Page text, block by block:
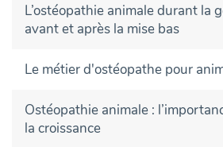
L’ostéopathie animale durant la
avant et après la mise bas
Le métier d'ostéopathe pour
Ostéopathie animale :
la croissance